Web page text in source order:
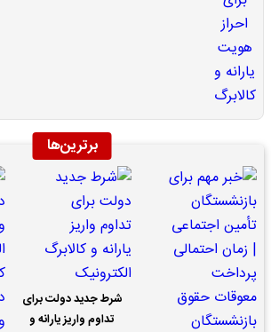
برترین‌ها
شرط جدید دولت برای
تداوم واریز یارانه و